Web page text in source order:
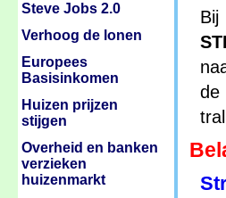
Bij
de
Steve Jobs 2.0
Verhoog de lonen
Europees
Basisinkomen
Huizen prijzen
stijgen
Overheid en banken
verzieken
huizenmarkt